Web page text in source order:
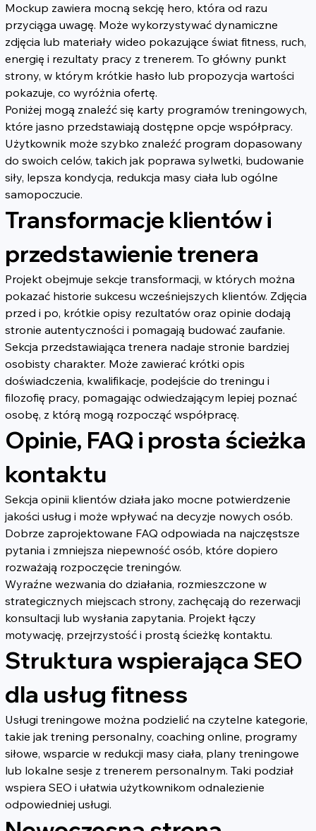
Mockup zawiera mocną sekcję hero, która od razu
przyciąga uwagę. Może wykorzystywać dynamiczne
zdjęcia lub materiały wideo pokazujące świat fitness, ruch,
energię i rezultaty pracy z trenerem. To główny punkt
strony, w którym krótkie hasło lub propozycja wartości
pokazuje, co wyróżnia ofertę.
Poniżej mogą znaleźć się karty programów treningowych,
które jasno przedstawiają dostępne opcje współpracy.
Użytkownik może szybko znaleźć program dopasowany
do swoich celów, takich jak poprawa sylwetki, budowanie
siły, lepsza kondycja, redukcja masy ciała lub ogólne
samopoczucie.
Transformacje klientów i
przedstawienie trenera
Projekt obejmuje sekcje transformacji, w których można
pokazać historie sukcesu wcześniejszych klientów. Zdjęcia
przed i po, krótkie opisy rezultatów oraz opinie dodają
stronie autentyczności i pomagają budować zaufanie.
Sekcja przedstawiająca trenera nadaje stronie bardziej
osobisty charakter. Może zawierać krótki opis
doświadczenia, kwalifikacje, podejście do treningu i
filozofię pracy, pomagając odwiedzającym lepiej poznać
osobę, z którą mogą rozpocząć współpracę.
Opinie, FAQ i prosta ścieżka
kontaktu
Sekcja opinii klientów działa jako mocne potwierdzenie
jakości usług i może wpływać na decyzje nowych osób.
Dobrze zaprojektowane FAQ odpowiada na najczęstsze
pytania i zmniejsza niepewność osób, które dopiero
rozważają rozpoczęcie treningów.
Wyraźne wezwania do działania, rozmieszczone w
strategicznych miejscach strony, zachęcają do rezerwacji
konsultacji lub wysłania zapytania. Projekt łączy
motywację, przejrzystość i prostą ścieżkę kontaktu.
Struktura wspierająca SEO
dla usług fitness
Usługi treningowe można podzielić na czytelne kategorie,
takie jak trening personalny, coaching online, programy
siłowe, wsparcie w redukcji masy ciała, plany treningowe
lub lokalne sesje z trenerem personalnym. Taki podział
wspiera SEO i ułatwia użytkownikom odnalezienie
odpowiedniej usługi.